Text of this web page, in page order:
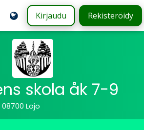
Kirjaudu Rekisteröidy
skola åk 7-9
Lojo